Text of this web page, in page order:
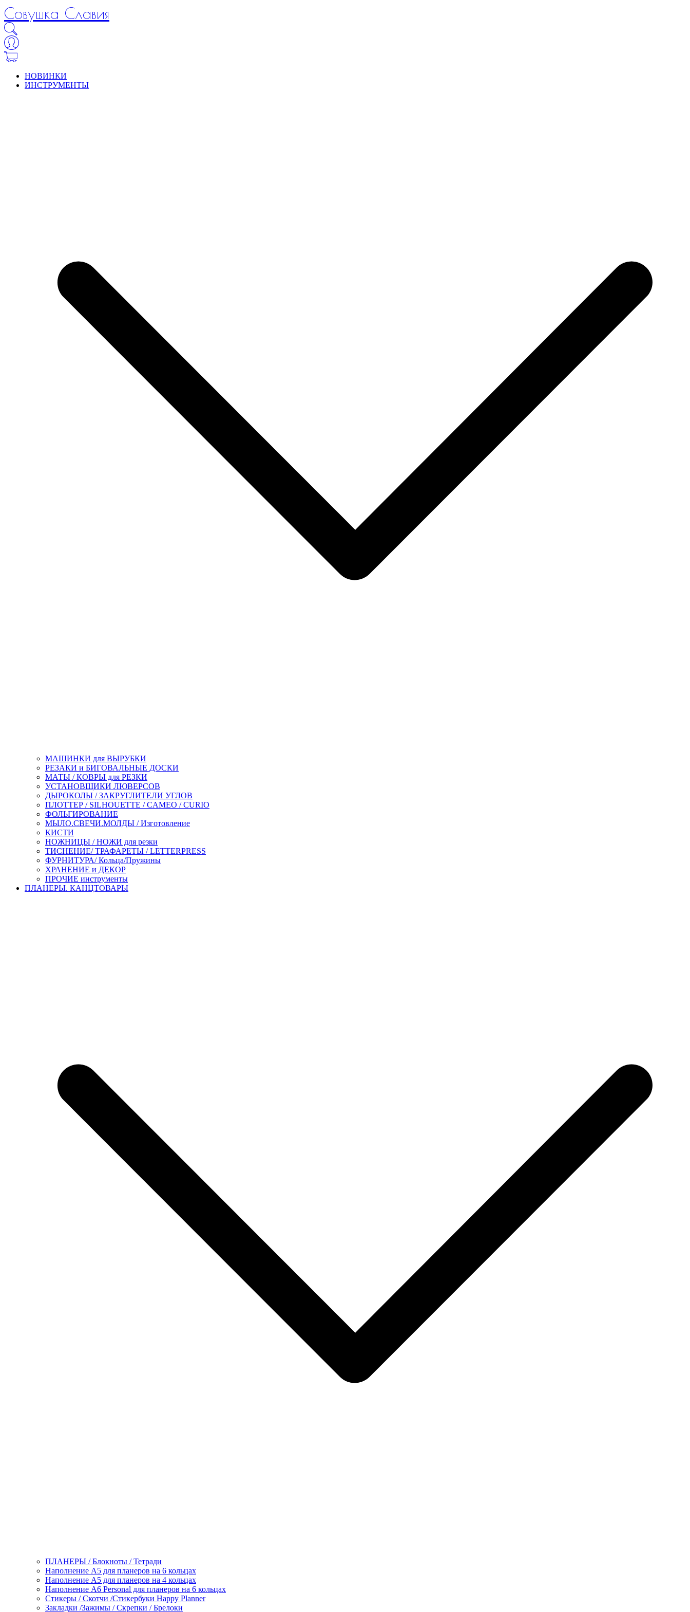
Совушка Славия
НОВИНКИ
ИНСТРУМЕНТЫ
МАШИНКИ для ВЫРУБКИ
РЕЗАКИ и БИГОВАЛЬНЫЕ ДОСКИ
МАТЫ / КОВРЫ для РЕЗКИ
УСТАНОВЩИКИ ЛЮВЕРСОВ
ДЫРОКОЛЫ / ЗАКРУГЛИТЕЛИ УГЛОВ
ПЛОТТЕР / SILHOUETTE / CAMEO / CURIO
ФОЛЬГИРОВАНИЕ
МЫЛО.СВЕЧИ.МОЛДЫ / Изготовление
КИСТИ
НОЖНИЦЫ / НОЖИ для резки
ТИСНЕНИЕ/ ТРАФАРЕТЫ / LETTERPRESS
ФУРНИТУРА/ Кольца/Пружины
ХРАНЕНИЕ и ДЕКОР
ПРОЧИЕ инструменты
ПЛАНЕРЫ. КАНЦТОВАРЫ
ПЛАНЕРЫ / Блокноты / Тетради
Наполнение А5 для планеров на 6 кольцах
Наполнение А5 для планеров на 4 кольцах
Наполнение А6 Personal для планеров на 6 кольцах
Стикеры / Скотчи /Стикербуки Happy Planner
Закладки /Зажимы / Скрепки / Брелоки